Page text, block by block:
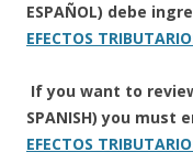
ESPAÑOL) debe
EFECTOS
If you want to
SPANISH) you must
EFECTOS